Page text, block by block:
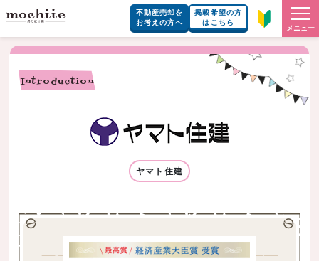
不動産売却を
お考えの方へ
掲載希望の方
はこちら
メニュー
Introduction
ヤマト住建